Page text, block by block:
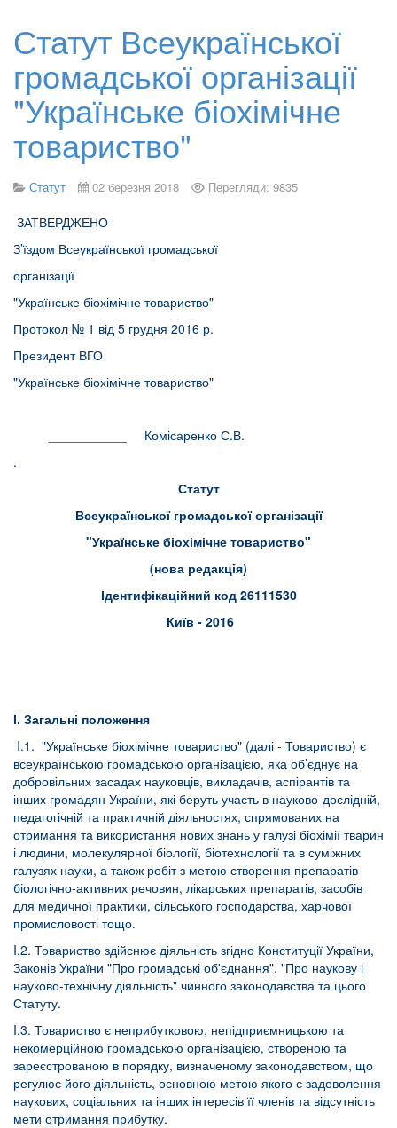
Статут Всеукраїнської
громадської організації
"Українське біохімічне
товариство"
Статут 02 березня 2018 Перегляди: 9835
ЗАТВЕРДЖЕНО
З’їздом Всеукраїнської громадської
організації
"Українське біохімічне товариство"
Протокол № 1 від 5 грудня 2016 р.
Президент ВГО
"Українське біохімічне товариство"
___________ Комісаренко С.В.
.
Статут
Всеукраїнської громадської організації
"Українське біохімічне товариство"
(нова редакція)
Ідентифікаційний код 26111530
Київ - 2016
І. Загальні положення
I.1. "Українське біохімічне товариство" (далі - Товариство) є
всеукраїнською громадською організацією, яка об’єднує на
добровільних засадах науковців, викладачів, аспірантів та
інших громадян України, які беруть участь в науково-дослідній,
педагогічній та практичній діяльностях, спрямованих на
отримання та використання нових знань у галузі біохімії тварин
і людини, молекулярної біології, біотехнології та в суміжних
галузях науки, а також робіт з метою створення препаратів
біологічно-активних речовин, лікарських препаратів, засобів
для медичної практики, сільського господарства, харчової
промисловості тощо.
I.2. Товариство здійснює діяльність згідно Конституції України,
Законів України "Про громадські об'єднання", "Про наукову і
науково-технічну діяльність" чинного законодавства та цього
Статуту.
I.3. Товариство є неприбутковою, непідприємницькою та
некомерційною громадською організацією, створеною та
зареєстрованою в порядку, визначеному законодавством, що
регулює його діяльність, основною метою якого є задоволення
наукових, соціальних та інших інтересів її членів та відсутність
мети отримання прибутку.